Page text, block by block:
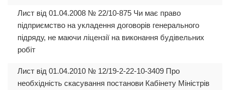
Лист від 01.04.2008 № 22/10-875 Чи має право
підприємство на укладення договорів генерального
підряду, не маючи ліцензії на виконання будівельних
робіт
Лист від 01.04.2010 № 12/19-2-22-10-3409 Про
необхідність скасування постанови Кабінету Міністрів